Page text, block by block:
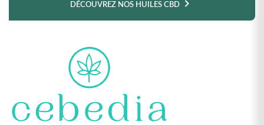
DÉCOUVREZ NOS HUILES CBD